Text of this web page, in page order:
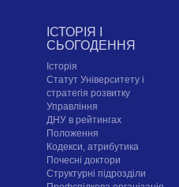
ІСТОРІЯ І
СЬОГОДЕННЯ
Історія
Статут Університету і
стратегія розвитку
Управління
ДНУ в рейтингах
Положення
Кодекси, атрибутика
Почесні доктори
Структурні підрозділи